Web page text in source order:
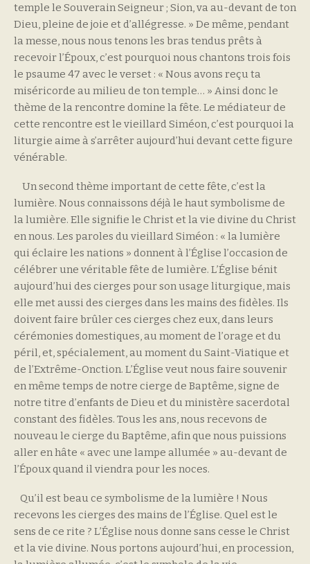
temple le Souverain Seigneur ; Sion, va au-devant de ton
Dieu, pleine de joie et d’allégresse. » De même, pendant
la messe, nous nous tenons les bras tendus prêts à
recevoir l’Époux, c’est pourquoi nous chantons trois fois
le psaume 47 avec le verset : « Nous avons reçu ta
miséricorde au milieu de ton temple… » Ainsi donc le
thème de la rencontre domine la fête. Le médiateur de
cette rencontre est le vieillard Siméon, c’est pourquoi la
liturgie aime à s’arrêter aujourd’hui devant cette figure
vénérable.
Un second thème important de cette fête, c’est la
lumière. Nous connaissons déjà le haut symbolisme de
la lumière. Elle signifie le Christ et la vie divine du Christ
en nous. Les paroles du vieillard Siméon : « la lumière
qui éclaire les nations » donnent à l’Église l’occasion de
célébrer une véritable fête de lumière. L’Église bénit
aujourd’hui des cierges pour son usage liturgique, mais
elle met aussi des cierges dans les mains des fidèles. Ils
doivent faire brûler ces cierges chez eux, dans leurs
cérémonies domestiques, au moment de l’orage et du
péril, et, spécialement, au moment du Saint-Viatique et
de l’Extrême-Onction. L’Église veut nous faire souvenir
en même temps de notre cierge de Baptême, signe de
notre titre d’enfants de Dieu et du ministère sacerdotal
constant des fidèles. Tous les ans, nous recevons de
nouveau le cierge du Baptême, afin que nous puissions
aller en hâte « avec une lampe allumée » au-devant de
l’Époux quand il viendra pour les noces.
Qu’il est beau ce symbolisme de la lumière ! Nous
recevons les cierges des mains de l’Église. Quel est le
sens de ce rite ? L’Église nous donne sans cesse le Christ
et la vie divine. Nous portons aujourd’hui, en procession,